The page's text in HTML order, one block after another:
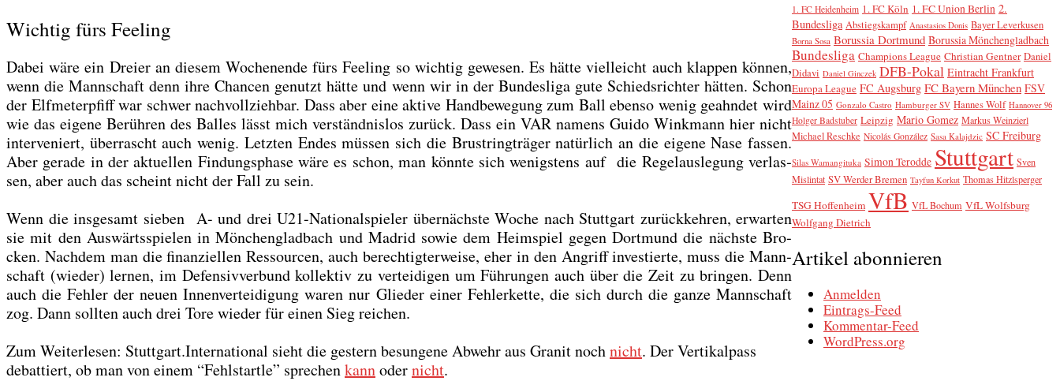
Wichtig fürs Feeling
Dabei wäre ein Drei­er an die­sem Wochen­en­de fürs Fee­ling so wich­tig gewe­sen. Es hät­te viel­leicht auch klap­pen kön­nen,
wenn die Mann­schaft denn ihre Chan­cen genutzt hät­te und wenn wir in der Bun­des­li­ga gute Schieds­rich­ter hät­ten. Schon
der Elf­me­ter­pfiff war schwer nach­voll­zieh­bar. Dass aber eine akti­ve Hand­be­we­gung zum Ball eben­so wenig geahn­det wird
wie das eige­ne Berüh­ren des Bal­les lässt mich ver­ständ­nis­los zurück. Dass ein VAR namens Gui­do Wink­mann hier nicht
inter­ve­niert, über­rascht auch wenig. Letz­ten Endes müs­sen sich die Brust­ring­trä­ger natür­lich an die eige­ne Nase fas­sen.
Aber gera­de in der aktu­el­len Fin­dungs­pha­se wäre es schon, man könn­te sich wenigs­tens auf die Regel­aus­le­gung ver­las­
sen, aber auch das scheint nicht der Fall zu sein.
Wenn die ins­ge­samt sie­ben A- und drei U21-Natio­nal­spie­ler über­nächs­te Woche nach Stutt­gart zurück­keh­ren, erwar­ten
sie mit den Aus­wärts­spie­len in Mön­chen­glad­bach und Madrid sowie dem Heim­spiel gegen Dort­mund die nächs­te Bro­
cken. Nach­dem man die finan­zi­el­len Res­sour­cen, auch berech­tig­ter­wei­se, eher in den Angriff inves­tier­te, muss die Mann­
schaft (wie­der) ler­nen, im Defen­siv­ver­bund kol­lek­tiv zu ver­tei­di­gen um Füh­run­gen auch über die Zeit zu brin­gen. Denn
auch die Feh­ler der neu­en Innen­ver­tei­di­gung waren nur Glie­der einer Feh­ler­ket­te, die sich durch die gan­ze Mann­schaft
zog. Dann soll­ten auch drei Tore wie­der für einen Sieg rei­chen.
Zum Wei­ter­le­sen: Stuttgart.International sieht die ges­tern besun­ge­ne Abwehr aus Gra­nit nochnicht. Der Ver­ti­kal­pass
debat­tiert, ob man von einem “Fehl­start­le” spre­chenkannodernicht.
1. FC Heidenheim 1. FC Köln 1. FC Union Berlin 2.
Bundesliga Abstiegskampf Anastasios Donis Bayer Leverkusen
Borna Sosa Borussia Dortmund Borussia Mönchengladbach
Bundesliga Champions League Christian Gentner Daniel
Didavi Daniel Ginczek DFB-Pokal Eintracht Frankfurt
Europa League FC Augsburg FC Bayern München FSV
Mainz 05 Gonzalo Castro Hamburger SV Hannes Wolf Hannover 96
Holger Badstuber Leipzig Mario Gomez Markus Weinzierl
Michael Reschke Nicolás González Sasa Kalajdzic SC Freiburg
Silas Wamangituka Simon Terodde Stuttgart Sven
Mislintat SV Werder Bremen Tayfun Korkut Thomas Hitzlsperger
TSG Hoffenheim VfB VfL Bochum VfL Wolfsburg
Wolfgang Dietrich
Artikel abonnieren
Anmelden
Eintrags-Feed
Kommentar-Feed
WordPress.org